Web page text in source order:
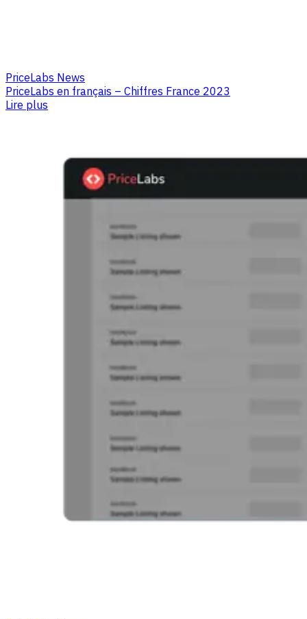
PriceLabs News
PriceLabs en français – Chiffres France 2023
Lire plus